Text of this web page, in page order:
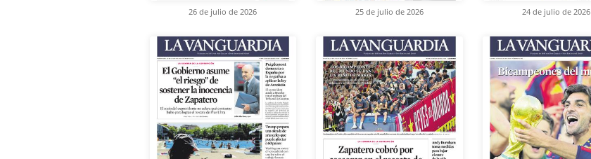
26 de julio de 2026 25 de julio de 2026 24 de julio de 2026